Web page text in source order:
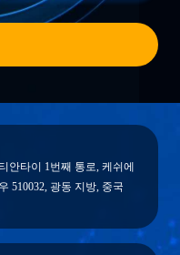
안타이 1번째 통로, 케쉬에
510032, 광동 지방, 중국